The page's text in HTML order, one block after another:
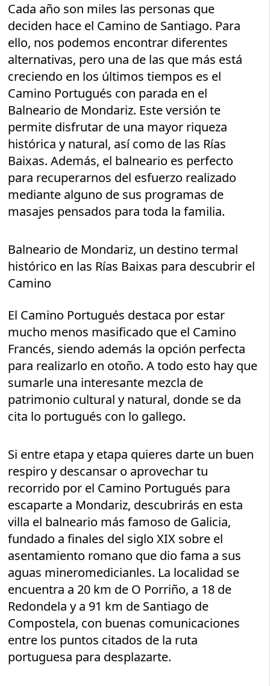
Cada año son miles las personas que
deciden hace el Camino de Santiago. Para
ello, nos podemos encontrar diferentes
alternativas, pero una de las que más está
creciendo en los últimos tiempos es el
Camino Portugués con parada en el
Balneario de Mondariz. Este versión te
permite disfrutar de una mayor riqueza
histórica y natural, así como de las Rías
Baixas. Además, el balneario es perfecto
para recuperarnos del esfuerzo realizado
mediante alguno de sus programas de
masajes pensados para toda la familia.
Balneario de Mondariz, un destino termal
histórico en las Rías Baixas para descubrir el
Camino
El Camino Portugués destaca por estar
mucho menos masificado que el Camino
Francés, siendo además la opción perfecta
para realizarlo en otoño. A todo esto hay que
sumarle una interesante mezcla de
patrimonio cultural y natural, donde se da
cita lo portugués con lo gallego.
Si entre etapa y etapa quieres darte un buen
respiro y descansar o aprovechar tu
recorrido por el Camino Portugués para
escaparte a Mondariz, descubrirás en esta
villa el balneario más famoso de Galicia,
fundado a finales del siglo XIX sobre el
asentamiento romano que dio fama a sus
aguas mineromedicianles. La localidad se
encuentra a 20 km de O Porriño, a 18 de
Redondela y a 91 km de Santiago de
Compostela, con buenas comunicaciones
entre los puntos citados de la ruta
portuguesa para desplazarte.